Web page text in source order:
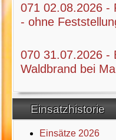
071 02.08.2026 -
- ohne
070 31.07.2026 -
Waldbrand bei
Einsatzhistorie
Einsätze 2026